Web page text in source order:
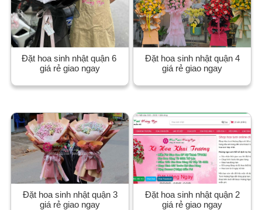
Đặt hoa sinh nhật quận 6
giá rẻ giao ngay
Đặt hoa sinh nhật quận 4
giá rẻ giao ngay
Đặt hoa sinh nhật quận 3
giá rẻ giao ngay
Đặt hoa sinh nhật quận 2
giá rẻ giao ngay